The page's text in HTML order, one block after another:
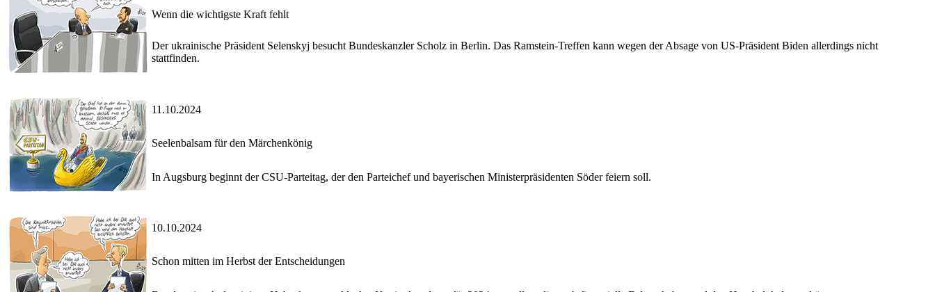
Wenn die wichtigste Kraft fehlt
Der ukrainische Präsident Selenskyj besucht Bundeskanzler Scholz in Berlin. Das Ramstein-Treffen kann wegen der Absage von US-Präsident Biden allerdings nicht
stattfinden.
11.10.2024
Seelenbalsam für den Märchenkönig
In Augsburg beginnt der CSU-Parteitag, der den Parteichef und bayerischen Ministerpräsidenten Söder feiern soll.
10.10.2024
Schon mitten im Herbst der Entscheidungen